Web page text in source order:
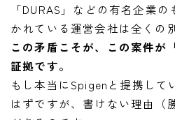
「DURAS」などの有名企業
かれている運営会社は全くの
この矛盾こそが、この案件が
証拠です。
もし本当にSpigenと提携して
はずですが、書けない理由（